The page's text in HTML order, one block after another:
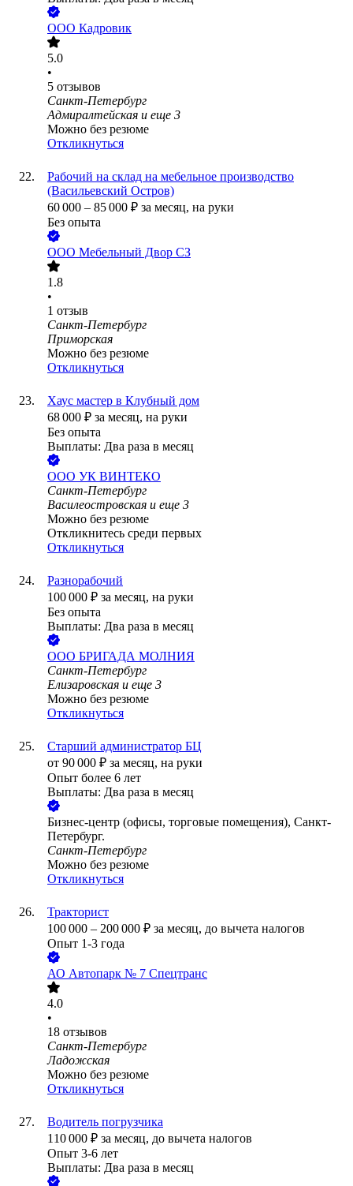
ООО Кадровик
5.0
•
5 отзывов
Санкт-Петербург
Адмиралтейская и еще 3
Можно без резюме
Откликнуться
Рабочий на склад на мебельное производство
(Васильевский Остров)
60 000 – 85 000 ₽ за месяц, на руки
Без опыта
ООО Мебельный Двор СЗ
1.8
•
1 отзыв
Санкт-Петербург
Приморская
Можно без резюме
Откликнуться
Хаус мастер в Клубный дом
68 000 ₽ за месяц, на руки
Без опыта
Выплаты: Два раза в месяц
ООО УК ВИНТЕКО
Санкт-Петербург
Василеостровская и еще 3
Можно без резюме
Откликнитесь среди первых
Откликнуться
Разнорабочий
100 000 ₽ за месяц, на руки
Без опыта
Выплаты: Два раза в месяц
ООО БРИГАДА МОЛНИЯ
Санкт-Петербург
Елизаровская и еще 3
Можно без резюме
Откликнуться
Старший администратор БЦ
от 90 000 ₽ за месяц, на руки
Опыт более 6 лет
Выплаты: Два раза в месяц
Бизнес-центр (офисы, торговые помещения), Санкт-
Петербург.
Санкт-Петербург
Можно без резюме
Откликнуться
Тракторист
100 000 – 200 000 ₽ за месяц, до вычета налогов
Опыт 1-3 года
АО Автопарк № 7 Спецтранс
4.0
•
18 отзывов
Санкт-Петербург
Ладожская
Можно без резюме
Откликнуться
Водитель погрузчика
110 000 ₽ за месяц, до вычета налогов
Опыт 3-6 лет
Выплаты: Два раза в месяц